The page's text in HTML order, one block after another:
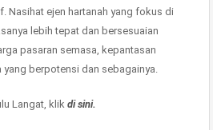
Nasihat ejen hartanah yang fokus di
lebih tepat dan bersesuaian
pasaran semasa, kepantasan
berpotensi dan sebagainya.
Langat, klik di sini.